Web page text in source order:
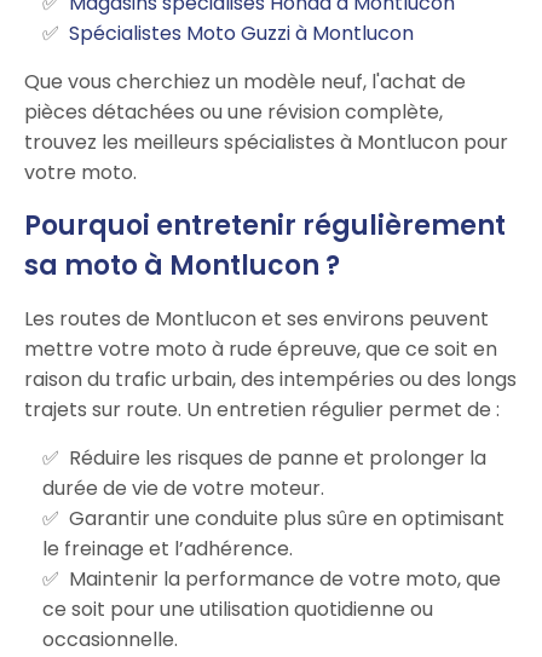
Spécialistes Moto Guzzi à Montlucon
Que vous cherchiez un modèle neuf, l'achat de
pièces détachées ou une révision complète,
trouvez les meilleurs spécialistes à Montlucon pour
votre moto.
Pourquoi entretenir régulièrement
sa moto à Montlucon ?
Les routes de Montlucon et ses environs peuvent
mettre votre moto à rude épreuve, que ce soit en
raison du trafic urbain, des intempéries ou des longs
trajets sur route. Un entretien régulier permet de :
Réduire les risques de panne et prolonger la
durée de vie de votre moteur.
Garantir une conduite plus sûre en optimisant
le freinage et l’adhérence.
Maintenir la performance de votre moto, que
ce soit pour une utilisation quotidienne ou
occasionnelle.